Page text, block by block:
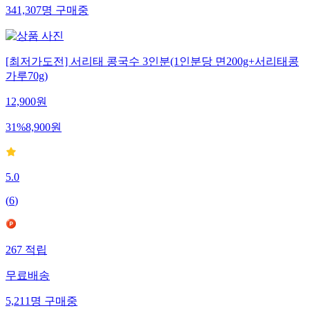
341,307명 구매중
[최저가도전] 서리태 콩국수 3인분(1인분당 면200g+서리태콩
가루70g)
12,900원
31%8,900원
5.0
(6)
267 적립
무료배송
5,211 명 구매중